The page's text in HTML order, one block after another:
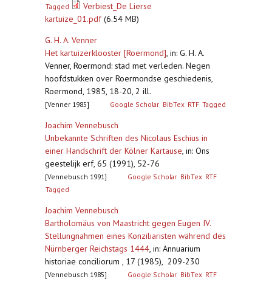
Tagged
Verbiest_De Lierse
kartuize_01.pdf(6.54 MB)
G. H. A. Venner
Het kartuizerklooster [Roermond], in: G. H. A.
Venner, Roermond: stad met verleden. Negen
hoofdstukken over Roermondse geschiedenis,
Roermond, 1985, 18-20, 2 ill.
[Venner 1985] Google Scholar BibTex RTF Tagged
Joachim Vennebusch
Unbekannte Schriften des Nicolaus Eschius in
einer Handschrift der Kölner Kartause, in: Ons
geestelijk erf, 65 (1991), 52-76
[Vennebusch 1991] Google Scholar BibTex RTF
Tagged
Joachim Vennebusch
Bartholomäus von Maastricht gegen Eugen IV.
Stellungnahmen eines Konziliaristen während des
Nürnberger Reichstags 1444, in: Annuarium
historiae conciliorum , 17 (1985), 209-230
[Vennebusch 1985] Google Scholar BibTex RTF